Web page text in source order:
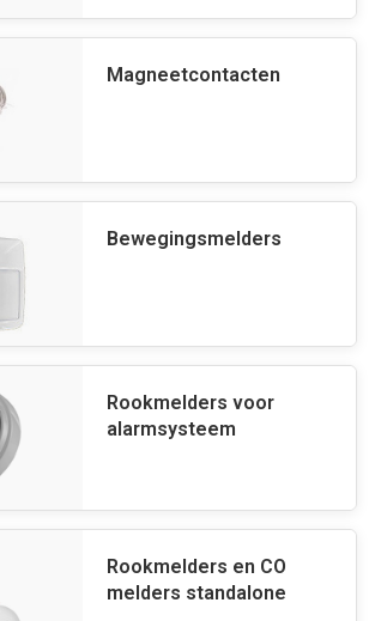
Magneetcontacten
Bewegingsmelders
Rookmelders voor
alarmsysteem
Rookmelders en CO
melders standalone